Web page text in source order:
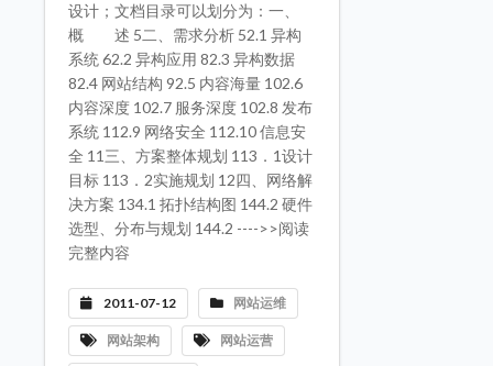
设计；文档目录可以划分为：一、
概 述 5二、需求分析 52.1 异构
系统 62.2 异构应用 82.3 异构数据
82.4 网站结构 92.5 内容海量 102.6
内容深度 102.7 服务深度 102.8 发布
系统 112.9 网络安全 112.10 信息安
全 11三、方案整体规划 113．1设计
目标 113．2实施规划 12四、网络解
决方案 134.1 拓扑结构图 144.2 硬件
选型、分布与规划 144.2 ---->>阅读
完整内容
2011-07-12 网站运维
网站架构 网站运营